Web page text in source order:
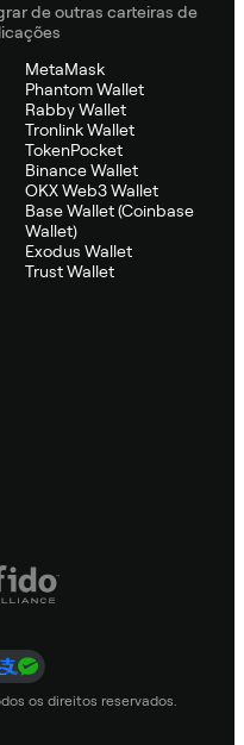
de outras carteiras de
MetaMask
Phantom Wallet
Rabby Wallet
Tronlink Wallet
TokenPocket
Binance Wallet
OKX Web3 Wallet
Base Wallet (Coinbase
Wallet)
Exodus Wallet
Trust Wallet
os direitos reservados.